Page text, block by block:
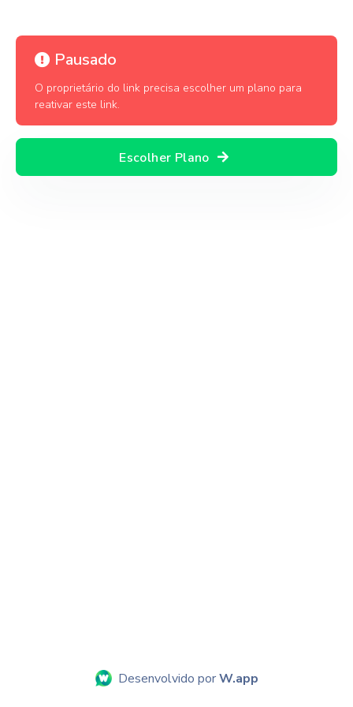
Pausado
O proprietário do link precisa escolher um plano para
reativar este link.
Escolher Plano
Desenvolvido porW.app